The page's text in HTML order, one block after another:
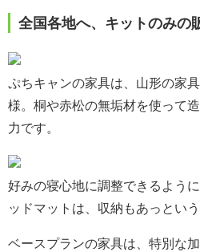
全国各地へ、キットのみの
ぷちキャンの家具は、山形の家
様。桐や赤松の無垢材を使って
力です。
好みの寝心地に調整できるよう
ッドマットは、収納もあっという
ベースプランの家具は、特別な